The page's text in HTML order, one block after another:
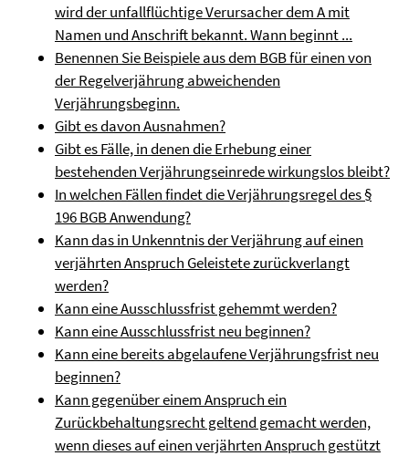
wird der unfallflüchtige Verursacher dem A mit
Namen und Anschrift bekannt. Wann beginnt ...
Benennen Sie Beispiele aus dem BGB für einen von
der Regelverjährung abweichenden
Verjährungsbeginn.
Gibt es davon Ausnahmen?
Gibt es Fälle, in denen die Erhebung einer
bestehenden Verjährungseinrede wirkungslos bleibt?
In welchen Fällen findet die Verjährungsregel des §
196 BGB Anwendung?
Kann das in Unkenntnis der Verjährung auf einen
verjährten Anspruch Geleistete zurückverlangt
werden?
Kann eine Ausschlussfrist gehemmt werden?
Kann eine Ausschlussfrist neu beginnen?
Kann eine bereits abgelaufene Verjährungsfrist neu
beginnen?
Kann gegenüber einem Anspruch ein
Zurückbehaltungsrecht geltend gemacht werden,
wenn dieses auf einen verjährten Anspruch gestützt